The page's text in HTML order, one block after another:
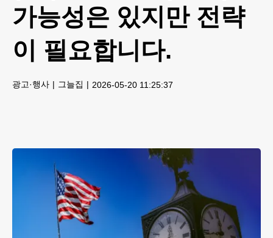
가능성은 있지만 전략
이 필요합니다.
광고·행사 그늘집 2026-05-20 11:25:37